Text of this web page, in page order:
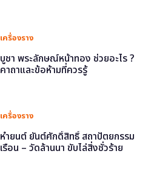
เครื่องราง
บูชา พระลักษณ์หน้าทอง ช่วยอะไร ?
คาถาและข้อห้ามที่ควรรู้
เครื่องราง
หำยนต์ ยันต์ศักดิ์สิทธิ์ สถาปัตยกรรม
เรือน – วัดล้านนา ขับไล่สิ่งชั่วร้าย